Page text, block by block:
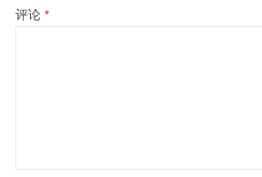
评论 *